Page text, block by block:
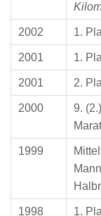
2002 1.
2001 1.
2001 2.
2000
9.
1999
1998 1.